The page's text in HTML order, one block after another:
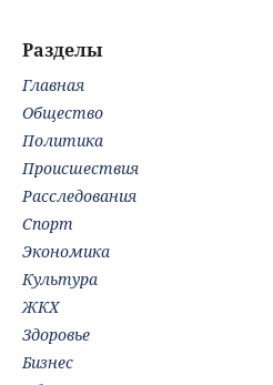
Разделы
Главная
Общество
Политика
Происшествия
Расследования
Спорт
Экономика
Культура
ЖКХ
Здоровье
Бизнес